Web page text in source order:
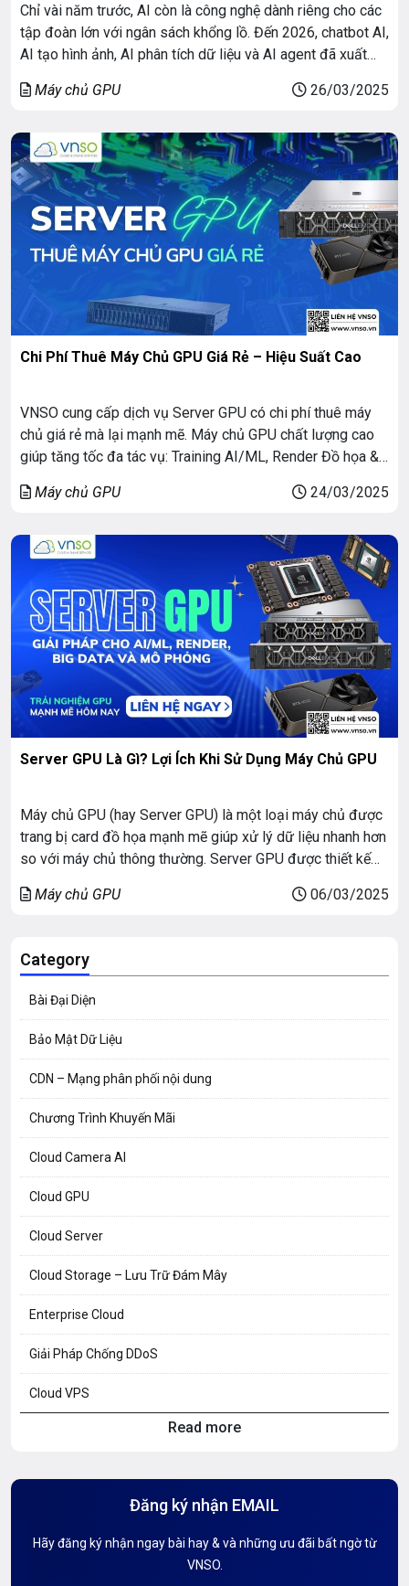
Chỉ vài năm trước, AI còn là công nghệ dành riêng cho các
tập đoàn lớn với ngân sách khổng lồ. Đến 2026, chatbot AI,
AI tạo hình ảnh, AI phân tích dữ liệu và AI agent đã xuất
hằng ngày. Đằng […]
Máy chủ GPU 26/03/2025
Chi Phí Thuê Máy Chủ GPU Giá Rẻ – Hiệu Suất Cao
VNSO cung cấp dịch vụ Server GPU có chi phí thuê máy
chủ giá rẻ mà lại mạnh mẽ. Máy chủ GPU chất lượng cao
giúp tăng tốc đa tác vụ: Training AI/ML, Render Đồ họa &
cung cấp đa dạng gói dịch […]
Máy chủ GPU 24/03/2025
Server GPU Là Gì? Lợi Ích Khi Sử Dụng Máy Chủ GPU
Máy chủ GPU (hay Server GPU) là một loại máy chủ được
trang bị card đồ họa mạnh mẽ giúp xử lý dữ liệu nhanh hơn
so với máy chủ thông thường. Server GPU được thiết kế
tác vụ như Trí tuệ nhân […]
Máy chủ GPU 06/03/2025
Category
Bài Đại Diện
Bảo Mật Dữ Liệu
CDN – Mạng phân phối nội dung
Chương Trình Khuyến Mãi
Cloud Camera AI
Cloud GPU
Cloud Server
Cloud Storage – Lưu Trữ Đám Mây
Enterprise Cloud
Giải Pháp Chống DDoS
Cloud VPS
Hướng dẫn Tên miền
Kiến thức AI
Read more
Đăng ký nhận EMAIL
Hãy đăng ký nhận ngay bài hay & và những ưu đãi bất ngờ từ
VNSO.